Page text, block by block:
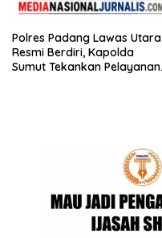
Polres Padang Lawas Utara
Resmi Berdiri, Kapolda
Sumut Tekankan Pelayanan